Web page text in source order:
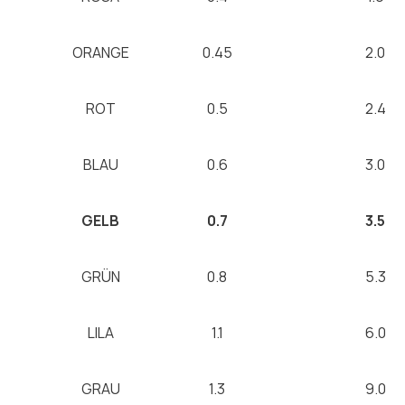
ORANGE 0.45 2.0
ROT 0.5 2.4
BLAU 0.6 3.0
GELB 0.7 3.5
GRÜN 0.8 5.3
LILA 1.1 6.0
GRAU 1.3 9.0